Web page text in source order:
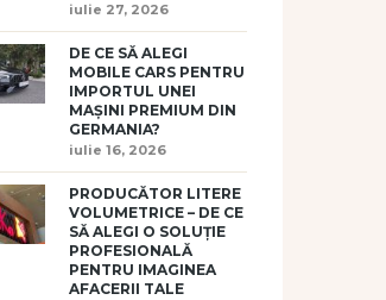
iulie 27, 2026
DE CE SĂ ALEGI
MOBILE CARS PENTRU
IMPORTUL UNEI
MAȘINI PREMIUM DIN
GERMANIA?
iulie 16, 2026
PRODUCĂTOR LITERE
VOLUMETRICE – DE CE
SĂ ALEGI O SOLUȚIE
PROFESIONALĂ
PENTRU IMAGINEA
AFACERII TALE